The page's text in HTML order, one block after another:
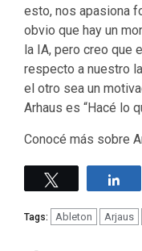
esto, nos apasiona
obvio que hay un
la IA, pero creo que
respecto a nuestro
el otro sea un
Arhaus es “Hacé lo
Conocé más sobre
Tags: Ableton Arjaus